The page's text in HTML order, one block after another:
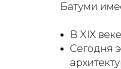
Батуми
В XIX
Сегодня